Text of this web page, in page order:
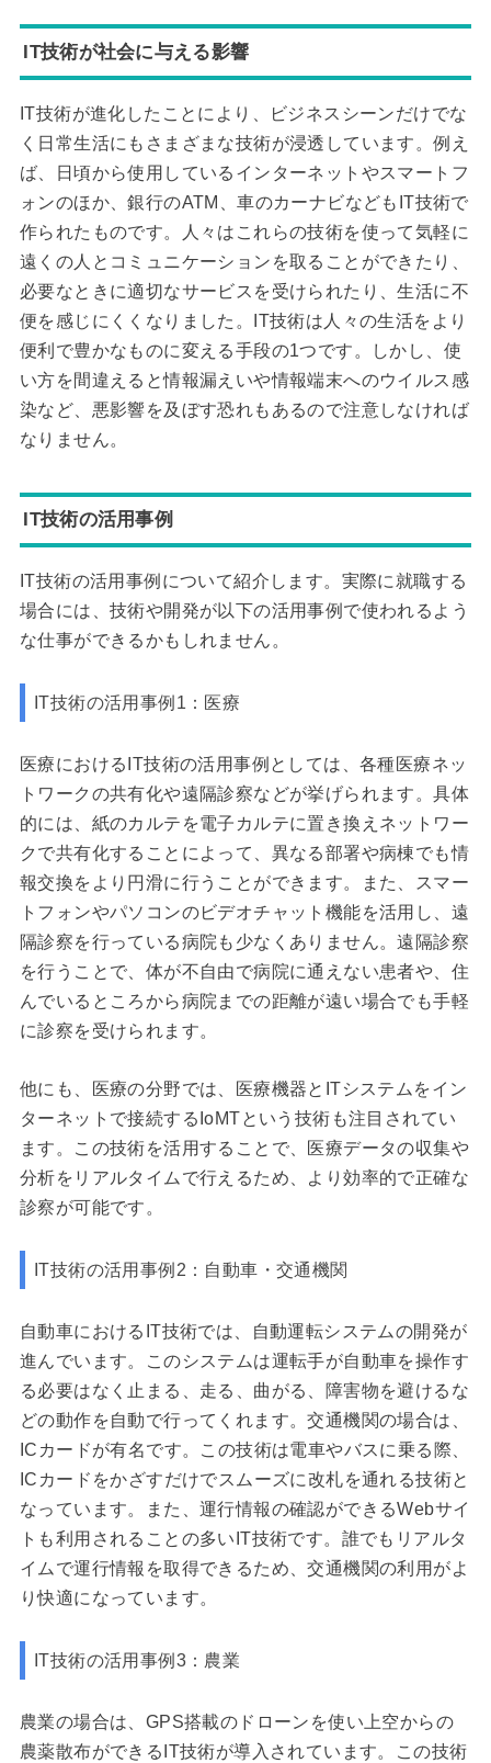
IT技術が社会に与える影響
IT技術が進化したことにより、ビジネスシーンだけでな
く日常生活にもさまざまな技術が浸透しています。例え
ば、日頃から使用しているインターネットやスマートフ
ォンのほか、銀行のATM、車のカーナビなどもIT技術で
作られたものです。人々はこれらの技術を使って気軽に
遠くの人とコミュニケーションを取ることができたり、
必要なときに適切なサービスを受けられたり、生活に不
便を感じにくくなりました。IT技術は人々の生活をより
便利で豊かなものに変える手段の1つです。しかし、使
い方を間違えると情報漏えいや情報端末へのウイルス感
染など、悪影響を及ぼす恐れもあるので注意しなければ
なりません。
IT技術の活用事例
IT技術の活用事例について紹介します。実際に就職する
場合には、技術や開発が以下の活用事例で使われるよう
な仕事ができるかもしれません。
IT技術の活用事例1：医療
医療におけるIT技術の活用事例としては、各種医療ネッ
トワークの共有化や遠隔診察などが挙げられます。具体
的には、紙のカルテを電子カルテに置き換えネットワー
クで共有化することによって、異なる部署や病棟でも情
報交換をより円滑に行うことができます。また、スマー
トフォンやパソコンのビデオチャット機能を活用し、遠
隔診察を行っている病院も少なくありません。遠隔診察
を行うことで、体が不自由で病院に通えない患者や、住
んでいるところから病院までの距離が遠い場合でも手軽
に診察を受けられます。
他にも、医療の分野では、医療機器とITシステムをイン
ターネットで接続するIoMTという技術も注目されてい
ます。この技術を活用することで、医療データの収集や
分析をリアルタイムで行えるため、より効率的で正確な
診察が可能です。
IT技術の活用事例2：自動車・交通機関
自動車におけるIT技術では、自動運転システムの開発が
進んでいます。このシステムは運転手が自動車を操作す
る必要はなく止まる、走る、曲がる、障害物を避けるな
どの動作を自動で行ってくれます。交通機関の場合は、
ICカードが有名です。この技術は電車やバスに乗る際、
ICカードをかざすだけでスムーズに改札を通れる技術と
なっています。また、運行情報の確認ができるWebサイ
トも利用されることの多いIT技術です。誰でもリアルタ
イムで運行情報を取得できるため、交通機関の利用がよ
り快適になっています。
IT技術の活用事例3：農業
農業の場合は、GPS搭載のドローンを使い上空からの
農薬散布ができるIT技術が導入されています。この技術